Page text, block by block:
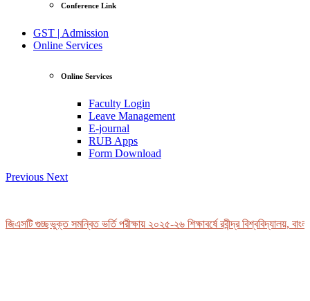
Conference Link
GST | Admission
Online Services
Online Services
Faculty Login
Leave Management
E-journal
RUB Apps
Form Download
Previous Next
গুচ্ছভুক্ত সমন্বিত ভর্তি পরীক্ষায় ২০২৫-২৬ শিক্ষাবর্ষে রবীন্দ্র বিশ্ববিদ্যালয়,